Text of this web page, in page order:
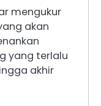
mengukur
akan
yang terlalu
akhir